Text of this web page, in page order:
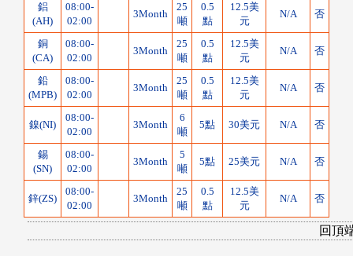
鋁
(AH)
08:00-
02:00
3Month
25
噸
0.5
點
12.5美
元
N/A 否
銅
(CA)
08:00-
02:00
3Month
25
噸
0.5
點
12.5美
元
N/A 否
鉛
(MPB)
08:00-
02:00
3Month
25
噸
0.5
點
12.5美
元
N/A 否
鎳(NI)
08:00-
02:00
3Month
6
噸
5點 30美元 N/A 否
錫
(SN)
08:00-
02:00
3Month
5
噸
5點 25美元 N/A 否
鋅(ZS)
08:00-
02:00
3Month
25
噸
0.5
點
12.5美
元
N/A 否
回頂